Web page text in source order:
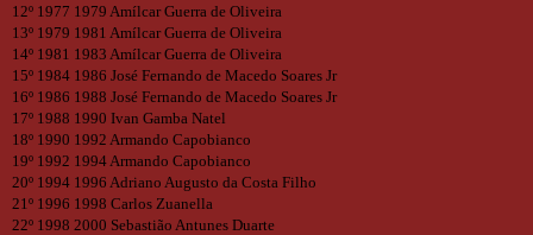
12º 1977 1979 Amílcar Guerra de Oliveira
13º 1979 1981 Amílcar Guerra de Oliveira
14º 1981 1983 Amílcar Guerra de Oliveira
15º 1984 1986 José Fernando de Macedo Soares Jr
16º 1986 1988 José Fernando de Macedo Soares Jr
17º 1988 1990 Ivan Gamba Natel
18º 1990 1992 Armando Capobianco
19º 1992 1994 Armando Capobianco
20º 1994 1996 Adriano Augusto da Costa Filho
21º 1996 1998 Carlos Zuanella
22º 1998 2000 Sebastião Antunes Duarte